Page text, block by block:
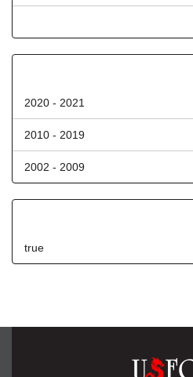
2020 - 2021
2010 - 2019
2002 - 2009
true